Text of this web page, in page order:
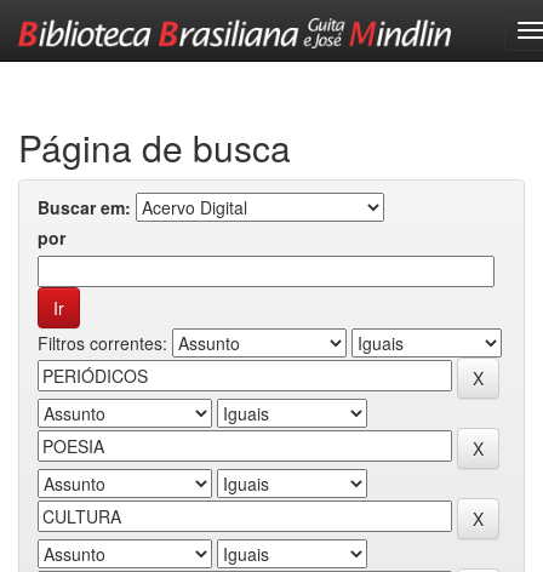
Página de busca
Buscar em:
por
Filtros correntes: